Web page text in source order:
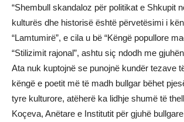
“Shembull skandaloz për politikat e Shkupit
kulturës dhe historisë është përvetësimi i
“Lamtumirë”, e cila u bë “Këngë popullore
“Stilizimit rajonal”, ashtu siç ndodh me
Ata nuk kuptojnë se punojnë kundër tezave
këngë e poetit më të madh bullgar bëhet
tyre kulturore, atëherë ka lidhje shumë të
Koçeva, Anëtare e Institutit për gjuhë